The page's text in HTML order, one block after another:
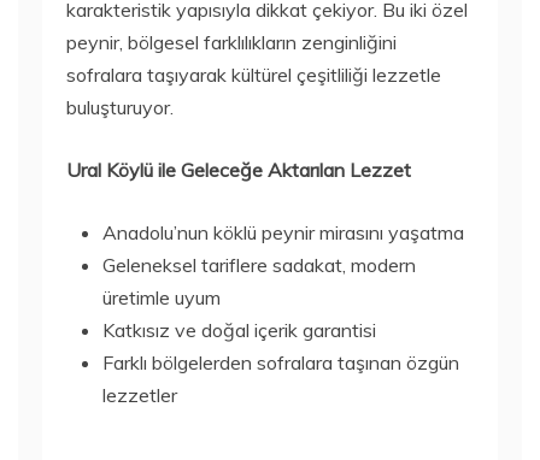
karakteristik yapısıyla dikkat çekiyor. Bu iki özel
peynir, bölgesel farklılıkların zenginliğini
sofralara taşıyarak kültürel çeşitliliği lezzetle
buluşturuyor.
Ural Köylü ile Geleceğe Aktarılan Lezzet
Anadolu’nun köklü peynir mirasını yaşatma
Geleneksel tariflere sadakat, modern
üretimle uyum
Katkısız ve doğal içerik garantisi
Farklı bölgelerden sofralara taşınan özgün
lezzetler